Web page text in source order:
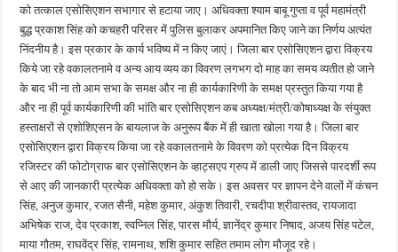
को तत्काल एसोसिएशन सभागार से हटाया जाए। अधिवक्ता श्याम बाबू गुप्ता व पूर्व महामंत्री
बुद्ध प्रकाश सिंह को कचहरी परिसर में पुलिस बुलाकर अपमानित किए जाने का निर्णय अत्यंत
निंदनीय है। इस प्रकार के कार्य भविष्य में न किए जाएं। जिला बार एसोसिएशन द्वारा विक्रय
किये जा रहे वकालतनामे व अन्य आय व्यय का विवरण लगभग दो माह का समय व्यतीत हो जाने
के बाद भी ना तो आम सभा के समक्ष और ना ही कार्यकारिणी के समक्ष प्रस्तुत किया गया है
और ना ही पूर्व कार्यकारिणी की भांति बार एसोसिएशन कब अध्यक्ष/मंत्री/कोषाध्यक्ष के संयुक्त
हस्ताक्षरों से एशोशिएसन के बायलाज के अनुरूप बैंक में ही खाता खोला गया है। जिला बार
एसोसिएशन द्वारा विक्रय किया जा रहे वकालतनामे के विवरण को प्रत्येक दिन विक्रय
रजिस्टर की फोटोग्राफ बार एसोसिएशन के व्हाट्सएप ग्रुप में डाली जाए जिससे पारदर्शी रूप
से आए की जानकारी प्रत्येक अधिवक्ता को हो सके। इस अवसर पर ज्ञापन देने वालों में कंचन
सिंह, अनुज कुमार, रजत सैनी, महेश कुमार, अंकुश तिवारी, रचदीपा श्रीवास्तव, रायजादा
अभिषेक राज, देव प्रकाश, स्वप्निल सिंह, पारस मौर्य, ज्ञानेंद्र कुमार निषाद, अजय सिंह पटेल,
माया गौतम, राघवेंद्र सिंह, रामनाथ, शशि कुमार सहित तमाम लोग मौजूद रहे।